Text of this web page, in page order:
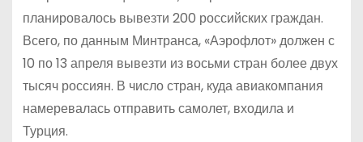
планировалось вывезти 200 российских граждан.
Всего, по данным Минтранса, «Аэрофлот» должен с
10 по 13 апреля вывезти из восьми стран более двух
тысяч россиян. В число стран, куда авиакомпания
намеревалась отправить самолет, входила и
Турция.